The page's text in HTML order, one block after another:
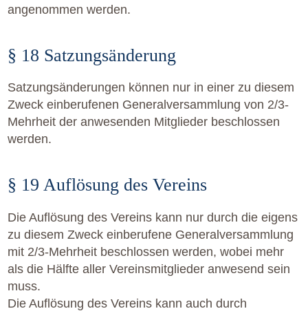
angenommen werden.
§ 18 Satzungsänderung
Satzungsänderungen können nur in einer zu diesem
Zweck einberufenen Generalversammlung von 2/3-
Mehrheit der anwesenden Mitglieder beschlossen
werden.
§ 19 Auflösung des Vereins
Die Auflösung des Vereins kann nur durch die eigens
zu diesem Zweck einberufene Generalversammlung
mit 2/3-Mehrheit beschlossen werden, wobei mehr
als die Hälfte aller Vereinsmitglieder anwesend sein
muss.
Die Auflösung des Vereins kann auch durch